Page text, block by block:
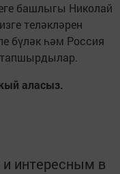
башлыгы Николай
теләкләрен
бүләк һәм Россия
аласыз.
интересным в